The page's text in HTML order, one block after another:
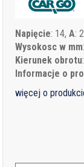
Napięcie: 14,A:
Wysokosc w mm
Kierunek obrotu
Informacje o
więcej o